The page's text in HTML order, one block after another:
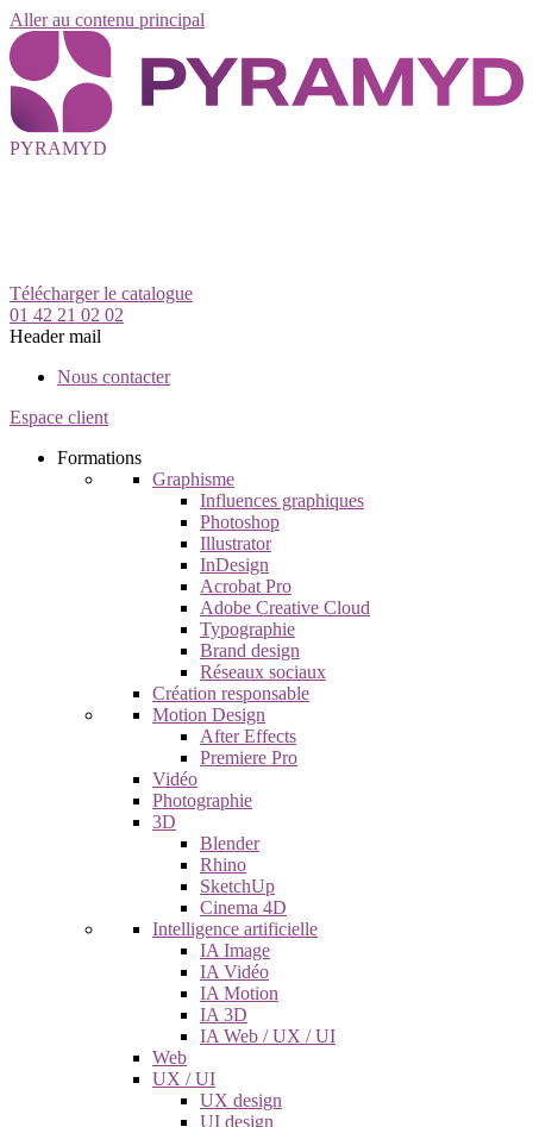
Aller au contenu principal
PYRAMYD
Télécharger le catalogue
01 42 21 02 02
Header mail
Nous contacter
Espace client
Formations
Graphisme
Influences graphiques
Photoshop
Illustrator
InDesign
Acrobat Pro
Adobe Creative Cloud
Typographie
Brand design
Réseaux sociaux
Création responsable
Motion Design
After Effects
Premiere Pro
Vidéo
Photographie
3D
Blender
Rhino
SketchUp
Cinema 4D
Intelligence artificielle
IA Image
IA Vidéo
IA Motion
IA 3D
IA Web / UX / UI
Web
UX / UI
UX design
UI design